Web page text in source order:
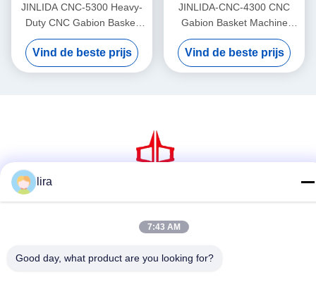
JINLIDA CNC-5300 Heavy-
Duty CNC Gabion Basket
Welding Machine 5300mm
Width Double Twist Mesh
Production Equipment
Vind de beste prijs
JINLIDA-CNC-4300 CNC
Gabion Basket Machine
4300mm Working Width
Servo-Driven Double Twist
Mesh Equipment
Vind de beste prijs
lira
7:43 AM
Good day, what product are you looking for?